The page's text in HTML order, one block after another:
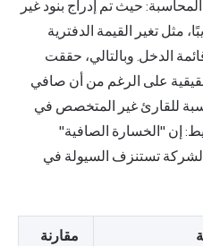
حيث تم إدراج بنود غير
تقريبًا، مثل تغير القيمة الدفترية
الدخل. وبالتالي، حققت
على الرغم من أن صافي
للقارئ غير المتخصص في
إن "الخسارة الصافية"
الشركة تستنزف السيولة في
مقارنة